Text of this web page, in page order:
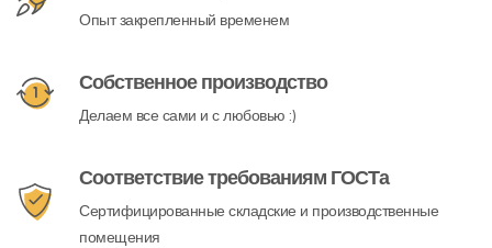
Опыт закрепленный временем
Собственное производство
Делаем все сами и с любовью :)
Соответствие требованиям ГОСТа
Сертифицированные складские и производственные
помещения